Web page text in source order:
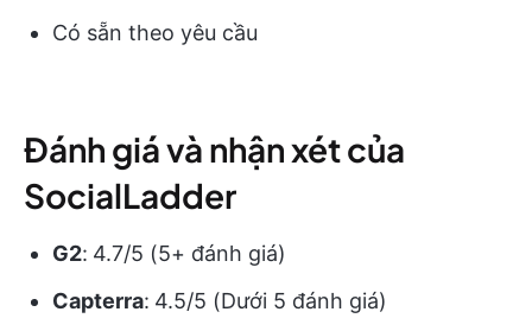
Có sẵn theo yêu cầu
Đánh giá và nhận xét của
SocialLadder
G2: 4.7/5 (5+ đánh giá)
Capterra: 4.5/5 (Dưới 5 đánh giá)